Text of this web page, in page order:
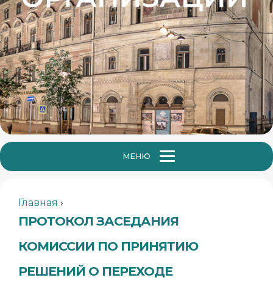
МЕНЮ
Главная ›
ПРОТОКОЛ ЗАСЕДАНИЯ
КОМИССИИ ПО ПРИНЯТИЮ
РЕШЕНИЙ О ПЕРЕХОДЕ